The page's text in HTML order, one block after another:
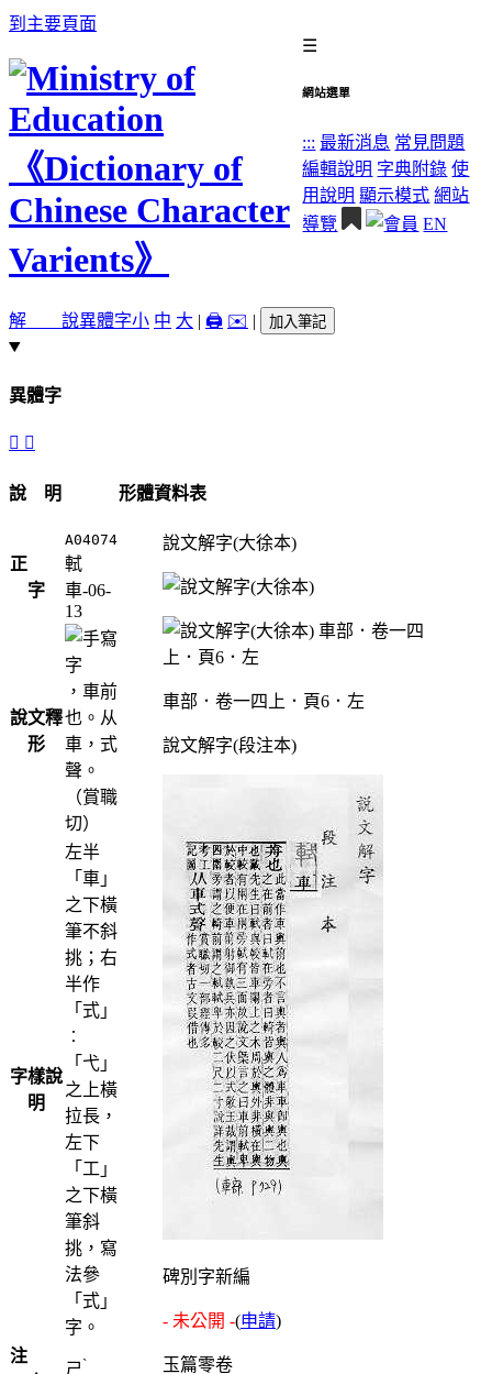
到主要頁面
☰
網站選單
::: 最新消息 常見問題
編輯說明 字典附錄 使
用說明 顯示模式 網站
導覽
EN
解 說異體字小 中 大 | 🖨️ ✉️ | 加入筆記
異體字
󵷤 󵷣
說 明
正
字
A04074
軾
車-06-
13
說文釋
形
，車前
也。从
車，式
聲。
（賞職
切）
字樣說
明
左半
「車」
之下橫
筆不斜
挑；右
半作
「式」
︰
「弋」
之上橫
拉長，
左下
「工」
之下橫
筆斜
挑，寫
法參
「式」
字。
注
ㄕ ˋ
形體資料表
說文解字(大徐本)
車部．卷一四上．頁6．左
說文解字(段注本)
碑別字新編
- 未公開 -(申請)
玉篇零卷